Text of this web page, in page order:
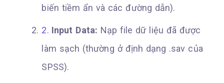
biến tiềm ẩn và các đường dẫn).
Input Data: Nạp file dữ liệu đã được
làm sạch (thường ở định dạng .sav của
SPSS).